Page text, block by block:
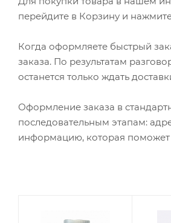
перейдите в Корзину и
Когда оформляете быстрый
заказа. По результатам
останется только ждать
Оформление заказа в
последовательным этапам:
информацию, которая поможет